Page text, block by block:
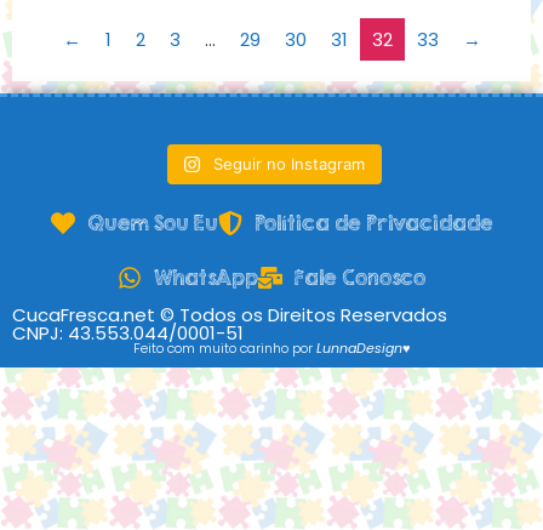
← 1 2 3 … 29 30 31 32 33 →
Seguir no Instagram
Quem Sou Eu Política de Privacidade
WhatsApp Fale Conosco
CucaFresca.net © Todos os Direitos Reservados
CNPJ: 43.553.044/0001-51
Feito com muito carinho porLunnaDesign♥